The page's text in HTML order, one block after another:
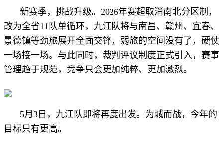
新赛季，挑战升级。2026年赛超取消南北分区制，
改为全省11队单循环，九江队将与南昌、赣州、宜春、
景德镇等劲旅展开全面交锋，弱旅的空间没有了，硬仗
一场接一场。与此同时，裁判评议制度正式引入，赛事
管理趋于规范，竞争只会更加纯粹、更加激烈。
5月3日，九江队即将再度出发。为城而战，今年的
目标只有更高。